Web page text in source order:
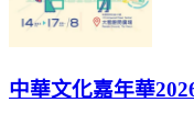
中華文化嘉年華